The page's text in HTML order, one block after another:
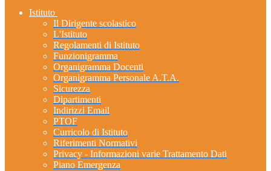
Istituto
Il Dirigente scolastico
L'Istituto
Regolamenti di Istituto
Funzionigramma
Organigramma Docenti
Organigramma Personale A.T.A.
Sicurezza
Dipartimenti
Indirizzi Email
PTOF
Curricolo di Istituto
Riferimenti Normativi
Privacy - Informazioni varie Trattamento Dati
Piano Emergenza